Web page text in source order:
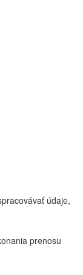
údaje,
prenosu